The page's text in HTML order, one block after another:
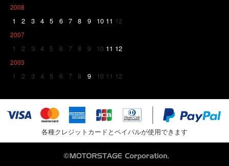
2008
1 2 3 4 5 6 7 8 9 10 11 12
2007
1 2 3 4 5 6 7 8 9 10 11 12
2003
1 2 3 4 5 6 7 8 9 10 11 12
各種クレジットカードとペイパルが使用できます